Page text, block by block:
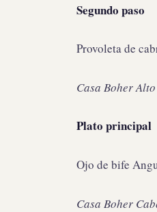
Segundo paso
Provoleta de
Casa Boher
Plato principal
Ojo de bife
Casa Boher